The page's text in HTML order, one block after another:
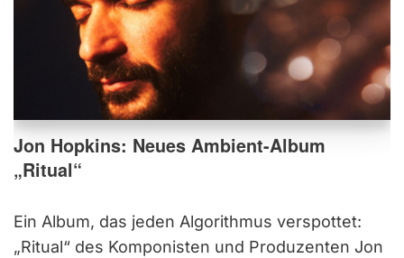
Jon Hopkins: Neues Ambient-Album
„Ritual“
Ein Album, das jeden Algorithmus verspottet:
„Ritual“ des Komponisten und Produzenten Jon